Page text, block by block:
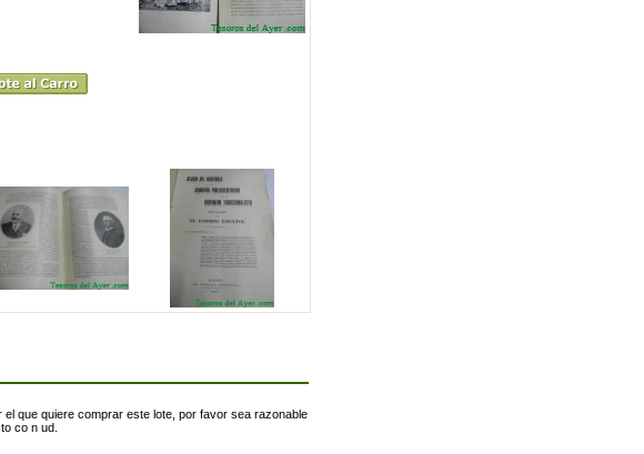
que quiere comprar este lote, por favor sea razonable
co n ud.